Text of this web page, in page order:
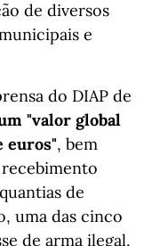
de diversos
e
do DIAP de
"valor global
euros", bem
de
uma das cinco
de arma ilegal,